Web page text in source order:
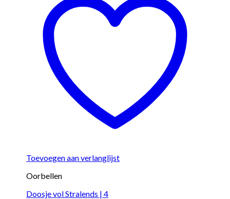
Toevoegen aan verlanglijst
Oorbellen
Doosje vol Stralends | 4